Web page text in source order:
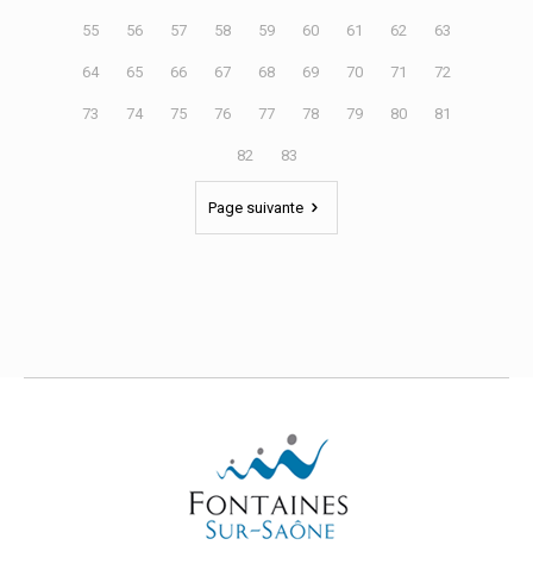
55 56 57 58 59 60 61 62 63
64 65 66 67 68 69 70 71 72
73 74 75 76 77 78 79 80 81
82 83
Page suivante